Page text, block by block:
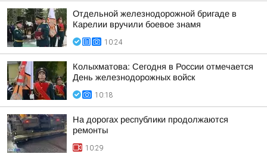
Отдельной железнодорожной бригаде в
Карелии вручили боевое знамя
10:24
Колыхматова: Сегодня в России отмечается
День железнодорожных войск
10:18
На дорогах республики продолжаются
ремонты
10:29